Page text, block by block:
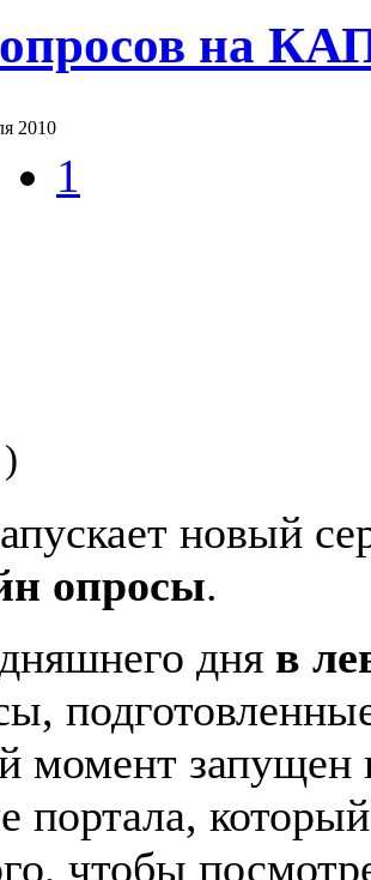
на
2010
1
новый
опросы.
дня в
момент
портала,
чтобы